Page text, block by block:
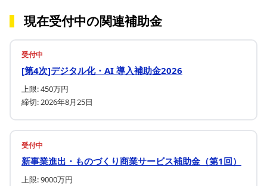
現在受付中の関連補助金
受付中
[第4次]デジタル化・AI 導入補助金2026
上限: 450万円
締切: 2026年8月25日
受付中
新事業進出・ものづくり商業サービス補助金（第1回）
上限: 9000万円